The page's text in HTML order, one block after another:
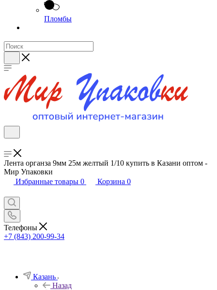
Пломбы
Лента органза 9мм 25м желтый 1/10 купить в Казани оптом -
Мир Упаковки
Избранные товары 0 Корзина 0
Телефоны
+7 (843) 200-99-34
Казань
Назад